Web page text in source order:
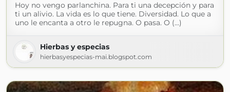
Hoy no vengo parlanchina. Para ti una decepción y para
ti un alivio. La vida es lo que tiene. Diversidad. Lo que a
uno le encanta a otro le repugna. O pasa. O (...)
Hierbas y especias
hierbasyespecias-mai.blogspot.com